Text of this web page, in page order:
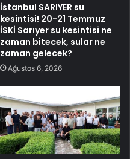
İstanbul SARIYER su
kesintisi! 20-21 Temmuz
İSKİ Sarıyer su kesintisi ne
zaman bitecek, sular ne
zaman gelecek?
Ağustos 6, 2026